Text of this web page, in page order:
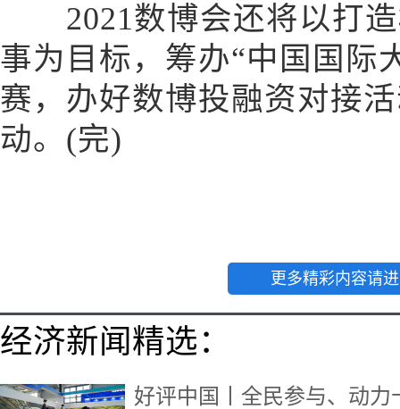
2021数博会还将以打造
事为目标，筹办“中国国际
赛，办好数博投融资对接
动。(完)
更多精彩内容请
经济新闻精选：
好评中国丨全民参与、动力